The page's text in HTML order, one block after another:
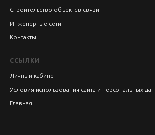
Строительство объектов связи
Инженерные сети
Контакты
ССЫЛКИ
Личный кабинет
Условия использования сайта и персональных
Главная